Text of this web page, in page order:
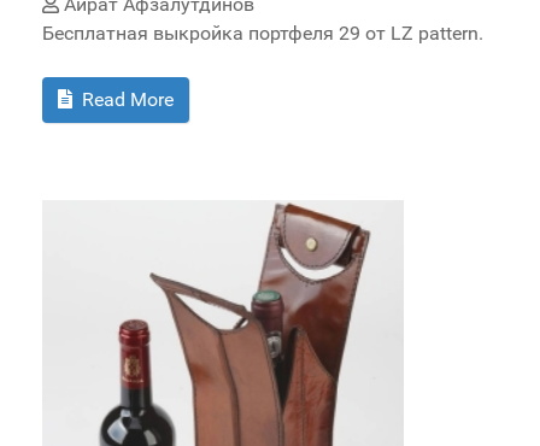
Айрат Афзалутдинов
Бесплатная выкройка портфеля 29 от LZ pattern.
Read More